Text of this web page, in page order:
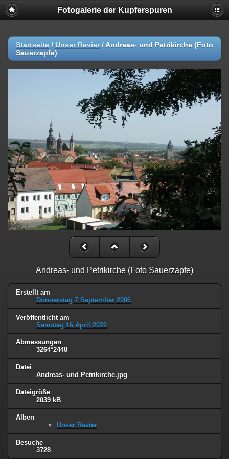
Fotogalerie der Kupferspuren
Startseite / Unser Revier/ Andreas- und Petrikirche (Foto
Sauerzapfe)
Andreas- und Petrikirche (Foto Sauerzapfe)
Erstellt am
Donnerstag 7 September 2006
Veröffentlicht am
Samstag 16 April 2022
Abmessungen
3264*2448
Datei
Andreas- und Petrikirche.jpg
Dateigröße
2039 kB
Alben
Unser Revier
Besuche
3728